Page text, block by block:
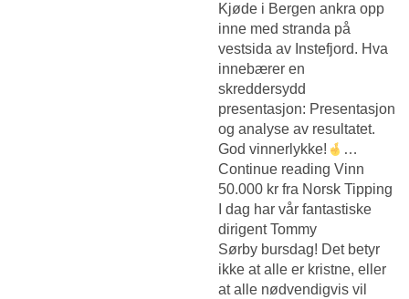
Kjøde i Bergen ankra opp
inne med stranda på
vestsida av Instefjord. Hva
innebærer en
skreddersydd
presentasjon: Presentasjon
og analyse av resultatet.
God vinnerlykke!
…
Continue reading Vinn
50.000 kr fra Norsk Tipping
I dag har vår fantastiske
dirigent Tommy
Sørby bursdag! Det betyr
ikke at alle er kristne, eller
at alle nødvendigvis vil